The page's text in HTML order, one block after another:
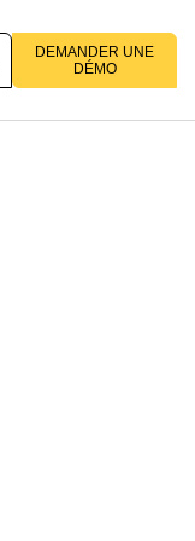
DEMANDER UNE
DÉMO